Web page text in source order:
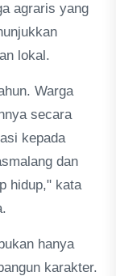
agraris yang
lokal.
Warga
secara
kepada
dan
hidup," kata
hanya
karakter.